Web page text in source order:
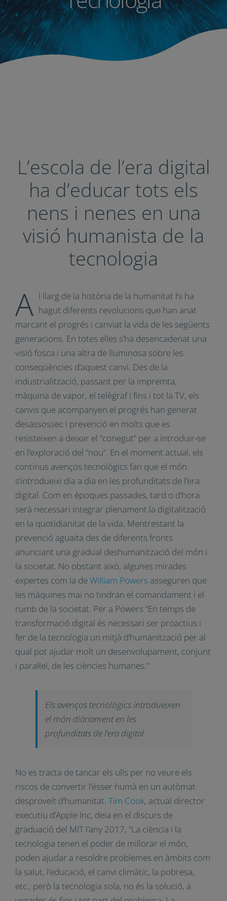
L’escola de l’era
digital ha d’educar
tots els nens i nenes
en una visió
humanista de la
A
l llarg de la història de la humanitat hi ha
hagut diferents revolucions que han anat
marcant el progrés i canviat la vida de les
següents generacions. En totes elles s’ha
desencadenat una visió fosca i una altra de
lluminosa sobre les conseqüències d’aquest
canvi. Des de la industrialització, passant per la
impremta, màquina de vapor, el telègraf i fins i
tot la TV, els canvis que acompanyen el progrés
han generat desassossec i prevenció en molts
que es resisteixen a deixar el “conegut” per a
introduir-se en l’exploració del “nou”. En el
moment actual, els continus avenços tecnològics
fan que el món s’introdueixi dia a dia en les
profunditats de l’era digital. Com en èpoques
passades, tard o d’hora serà necessari integrar
plenament la digitalització en la quotidianitat de
la vida. Mentrestant la prevenció aguaita des de
diferents fronts anunciant una gradual
deshumanització del món i la societat. No
obstant això, algunes mirades expertes com la
William Powers asseguren que les màquines
mai no tindran el comandament i el rumb de la
societat. Per a Powers “En temps de
transformació digital és necessari ser proactius i
fer de la tecnologia un mitjà d’humanització per
al qual pot ajudar molt un desenvolupament,
conjunt i paral·lel, de les ciències humanes.”
Els avenços tecnològics
les profunditats de l’era digital
No es tracta de tancar els ulls per no veure els
riscos de convertir l’ésser humà en un autòmat
desproveït d’humanitat.
Tim Cook
, actual
director executiu d’Apple Inc, deia en el discurs
de graduació del MIT l’any 2017, “La ciència i la
tecnologia tenen el poder de millorar el món,
poden ajudar a resoldre problemes en àmbits